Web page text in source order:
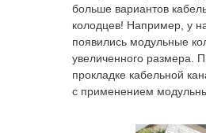
больше вариантов
колодцев! Например, у
появились модульные
увеличенного размера.
прокладке кабельной
с применением